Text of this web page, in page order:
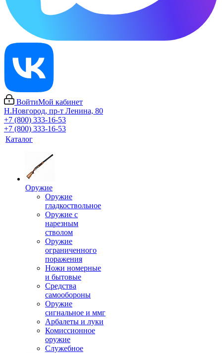
ВойтиМой кабинет
Н.Новгород, пр-т Ленина, 80
+7 (800) 333-16-53
+7 (800) 333-16-53
Каталог
Оружие
Оружие
гладкоствольное
Оружие с
нарезным
стволом
Оружие
ограниченного
поражения
Ножи номерные
и бытовые
Средства
самообороны
Оружие
сигнальное и ммг
Арбалеты и луки
Комиссионное
оружие
Служебное